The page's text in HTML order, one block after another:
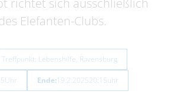
richtet sich ausschließlich
Elefanten-Clubs.
Treffpunkt: Lebenshilfe, Ravensburg
Uhr Ende:19.2.202520:15uhr